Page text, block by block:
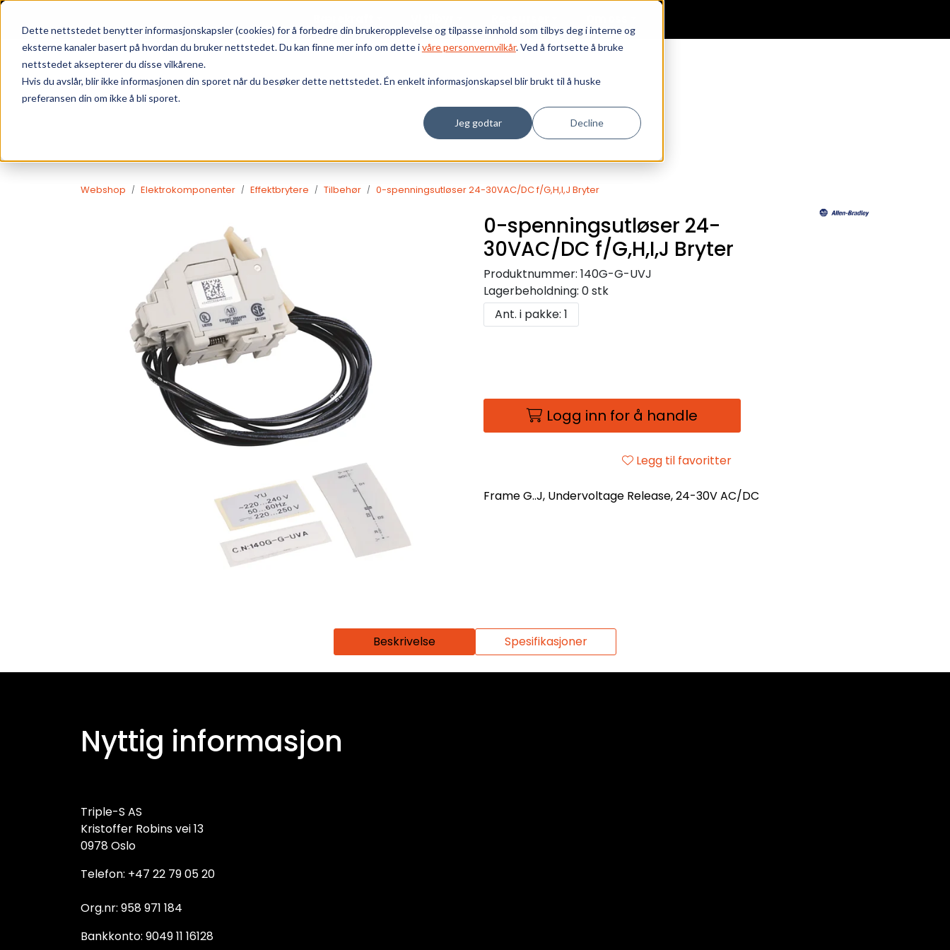
Dette nettstedet benytter informasjonskapsler (cookies) for å forbedre din brukeropplevelse og tilpasse innhold som tilbys deg i interne og
eksterne kanaler basert på hvordan du bruker nettstedet. Du kan finne mer info om dette ivåre personvernvilkår. Ved å fortsette å bruke
nettstedet aksepterer du disse vilkårene.
Hvis du avslår, blir ikke informasjonen din sporet når du besøker dette nettstedet. Én enkelt informasjonskapsel blir brukt til å huske
preferansen din om ikke å bli sporet.
Jeg godtar Decline
Skip to main content
Webshop Elektrokomponenter Effektbrytere Tilbehør 0-spenningsutløser 24-30VAC/DC f/G,H,I,J Bryter
0-spenningsutløser 24-
30VAC/DC f/G,H,I,J Bryter
Produktnummer: 140G-G-UVJ
Lagerbeholdning: 0 stk
Ant. i pakke: 1
Logg inn for å handle
Legg til favoritter
Frame G..J, Undervoltage Release, 24-30V AC/DC
Beskrivelse Spesifikasjoner
Nyttig informasjon
Triple-S AS
Kristoffer Robins vei 13
0978 Oslo
Telefon: +47 22 79 05 20
Org.nr: 958 971 184
Bankkonto: 9049 11 16128